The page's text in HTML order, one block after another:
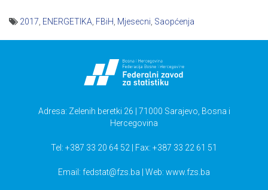
2017 ENERGETIKA FBiH Mjesecni Saopćenja
Adresa: Zelenih beretki 26 | 71000 Sarajevo, Bosna i
Hercegovina
Tel: +387 33 20 64 52 | Fax: +387 33 22 61 51
Email: fedstat@fzs.ba | Web: www.fzs.ba